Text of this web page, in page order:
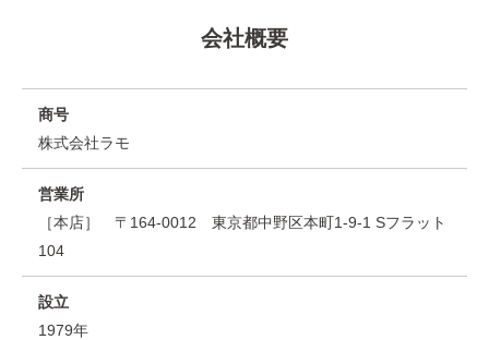
会社概要
商号
株式会社ラモ
営業所
［本店］ 〒164-0012 東京都中野区本町1-9-1 Sフラット
104
設立
1979年